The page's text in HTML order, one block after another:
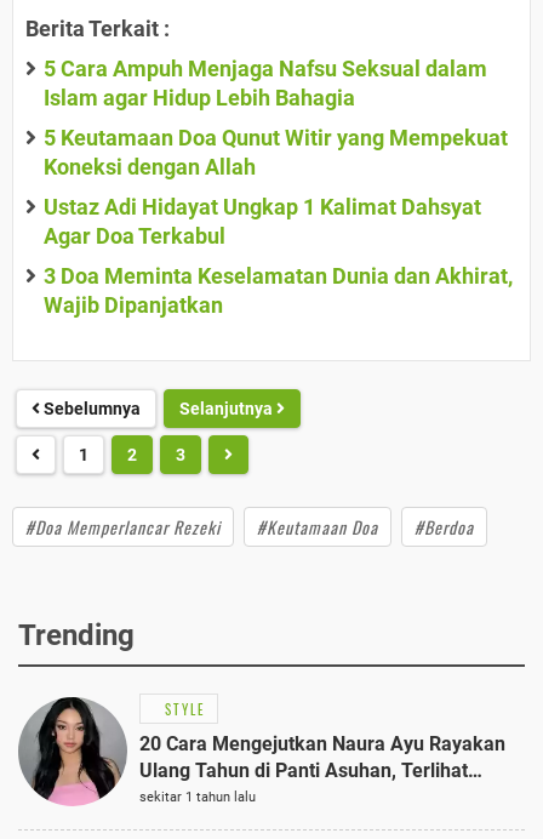
Berita Terkait :
5 Cara Ampuh Menjaga Nafsu Seksual dalam
Islam agar Hidup Lebih Bahagia
5 Keutamaan Doa Qunut Witir yang Mempekuat
Koneksi dengan Allah
Ustaz Adi Hidayat Ungkap 1 Kalimat Dahsyat
Agar Doa Terkabul
3 Doa Meminta Keselamatan Dunia dan Akhirat,
Wajib Dipanjatkan
Sebelumnya Selanjutnya
1 2 3
#Doa Memperlancar Rezeki #Keutamaan Doa #Berdoa
Trending
STYLE
20 Cara Mengejutkan Naura Ayu Rayakan
Ulang Tahun di Panti Asuhan, Terlihat
Anggun dengan Kaftan Cokelat
sekitar 1 tahun lalu